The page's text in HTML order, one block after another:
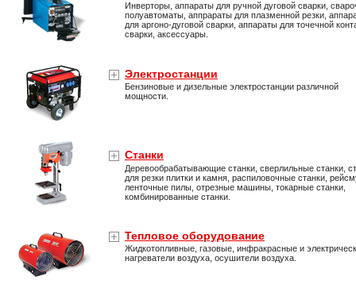
Инверторы, аппараты для ручной дуговой сварки,
полуавтоматы, аппрараты для плазменной резки,
для аргоно-дуговой сварки, аппараты для точечной
сварки, аксессуары.
Электростанции
Бензиновые и дизельные электростанции различной
мощности.
Станки
Деревообрабатывающие станки, сверлильные станки,
для резки плитки и камня, распиловочные станки,
ленточные пилы, отрезные машины, токарные станки,
комбинированные станки.
Тепловое оборудование
Жидкотопливные, газовые, инфракрасные и
нагреватели воздуха, осушители воздуха.